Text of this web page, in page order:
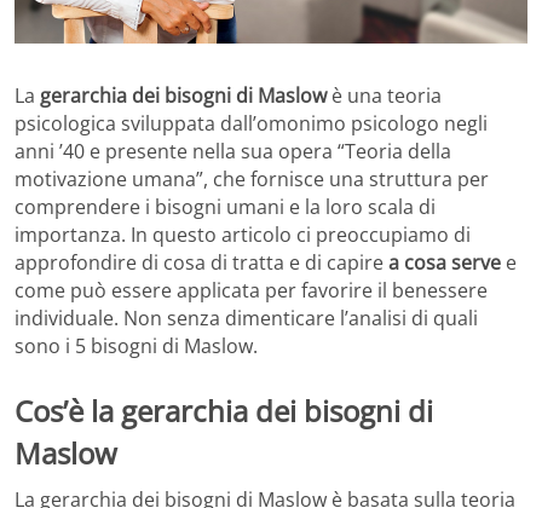
La gerarchia dei bisogni di Maslowè una teoria
psicologica sviluppata dall’omonimo psicologo negli
anni ’40 e presente nella sua opera “Teoria della
motivazione umana”, che fornisce una struttura per
comprendere i bisogni umani e la loro scala di
importanza. In questo articolo ci preoccupiamo di
approfondire di cosa di tratta e di capirea cosa serve e
come può essere applicata per favorire il benessere
individuale. Non senza dimenticare l’analisi di quali
sono i 5 bisogni di Maslow.
Cos’è la gerarchia dei bisogni di
Maslow
La gerarchia dei bisogni di Maslow è basata sulla teoria